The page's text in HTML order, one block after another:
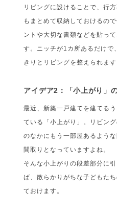
リビングに設けることで、行
もまとめて収納しておけるの
ントや大切な書類などを貼っ
す。ニッチが1カ所あるだけで
きりとリビングを整えられます
アイデア2：「小上がり」
最近、新築一戸建てを建てる
ている「小上がり」。リビン
のなかにもう一部屋あるよう
間取りとなっていますよね。
そんな小上がりの段差部分に
ば、散らかりがちな子どもた
ておけます。